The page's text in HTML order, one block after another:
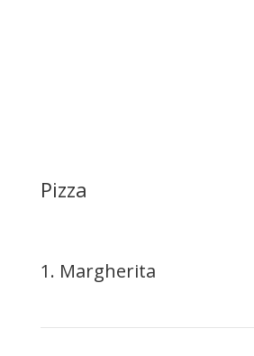
Pizza
1. Margherita